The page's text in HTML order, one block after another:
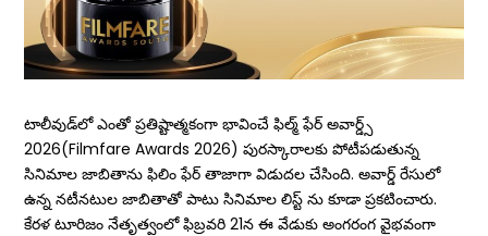
టాలీవుడ్‌లో ఎంతో ప్రతిష్టాత్మకంగా భావించే ఫిల్మ్‌ ఫేర్‌ అవార్డ్స్‌
2026(Filmfare Awards 2026) పురస్కారాలకు పోటీపడుతున్న
సినిమాల జాబితాను ఫిలిం ఫేర్ తాజాగా విడుద‌ల చేసింది. అవార్డ్‌ రేసులో
ఉన్న నటీనటుల జాబితాతో పాటు సినిమాల లిస్ట్ ను కూడా ప్రకటించారు.
కేరళ టూరిజం నేతృత్వంలో ఫిబ్రవరి 21న ఈ వేడుకు అంగరంగ వైభవంగా